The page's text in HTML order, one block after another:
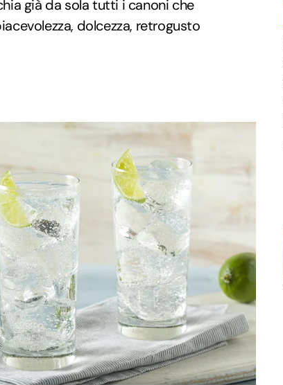
già da sola tutti i canoni che
dolcezza, retrogusto